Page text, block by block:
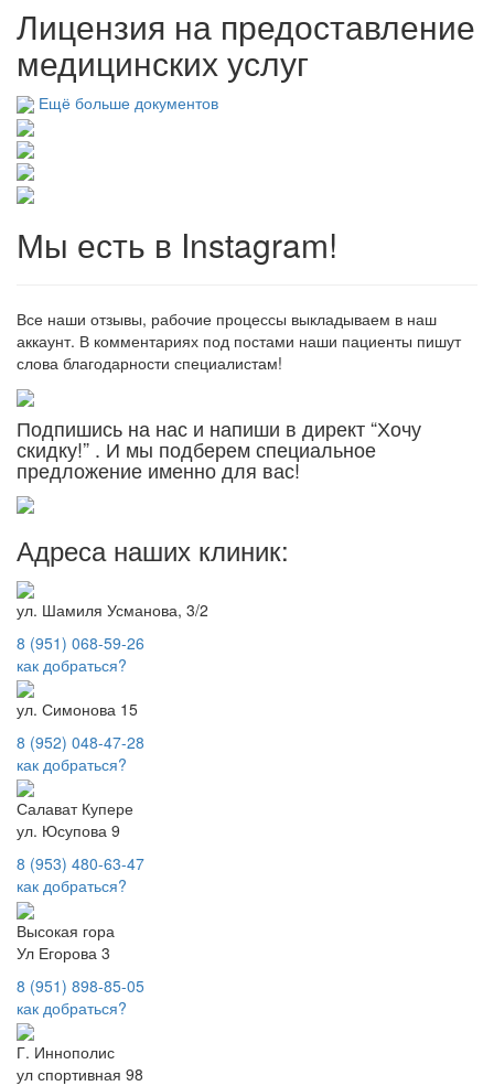
Лицензия на предоставление
медицинских услуг
Ещё больше документов
Мы есть в Instagram!
Все наши отзывы, рабочие процессы выкладываем в наш
аккаунт. В комментариях под постами наши пациенты пишут
слова благодарности специалистам!
Подпишись на нас и напиши в директ “Хочу
скидку!” . И мы подберем специальное
предложение именно для вас!
Адреса наших клиник:
ул. Шамиля Усманова, 3/2
8 (951) 068-59-26
как добраться?
ул. Симонова 15
8 (952) 048-47-28
как добраться?
Салават Купере
ул. Юсупова 9
8 (953) 480-63-47
как добраться?
Высокая гора
Ул Егорова 3
8 (951) 898-85-05
как добраться?
Г. Иннополис
ул спортивная 98